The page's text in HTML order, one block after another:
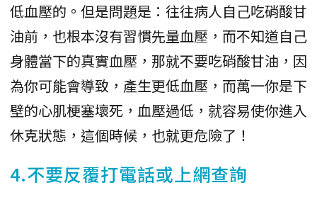
低血壓的。但是問題是：往往病人自己吃硝酸甘
油前，也根本沒有習慣先量血壓，而不知道自己
身體當下的真實血壓，那就不要吃硝酸甘油，因
為你可能會導致，產生更低血壓，而萬一你是下
壁的心肌梗塞壞死，血壓過低，就容易使你進入
休克狀態，這個時候，也就更危險了！
4.不要反覆打電話或上網查詢